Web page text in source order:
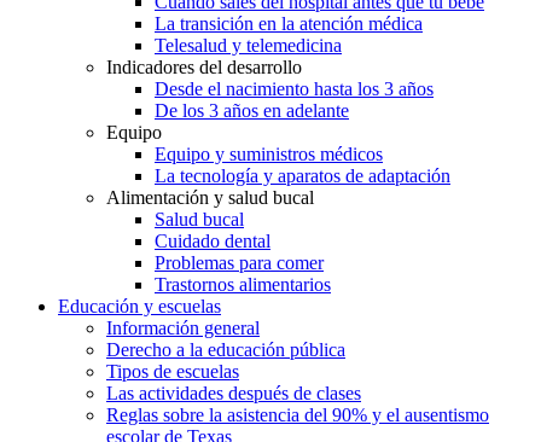
La transición en la atención médica
Telesalud y telemedicina
Indicadores del desarrollo
Desde el nacimiento hasta los 3 años
De los 3 años en adelante
Equipo
Equipo y suministros médicos
La tecnología y aparatos de adaptación
Alimentación y salud bucal
Salud bucal
Cuidado dental
Problemas para comer
Trastornos alimentarios
Educación y escuelas
Información general
Derecho a la educación pública
Tipos de escuelas
Las actividades después de clases
Reglas sobre la asistencia del 90% y el ausentismo
escolar de Texas